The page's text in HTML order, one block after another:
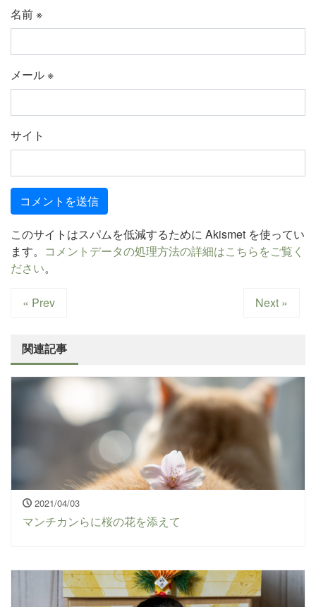
名前※
メール※
サイト
このサイトはスパムを低減するために Akismet を使ってい
ます。 コメントデータの処理方法の詳細はこちらをご覧く
ださい。
« Prev Next »
関連記事
2021/04/03
マンチカンらに桜の花を添えて